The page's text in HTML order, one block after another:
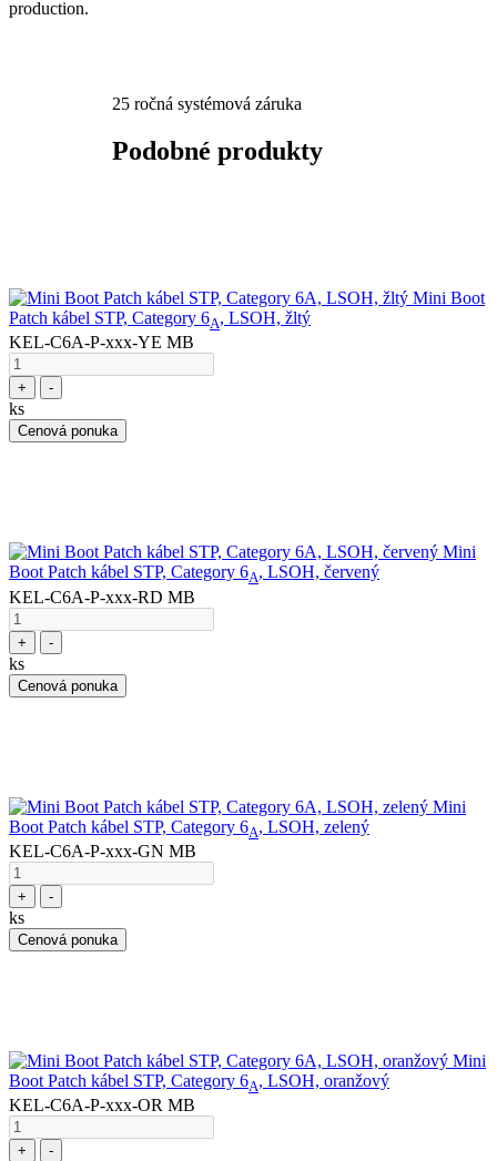
production.​
25 ročná systémová záruka
Podobné produkty
Mini Boot
Patch kábel STP, Category 6A, LSOH, žltý
KEL-C6A-P-xxx-YE MB
+ -
ks
Cenová ponuka
Mini
Boot Patch kábel STP, Category 6A, LSOH, červený
KEL-C6A-P-xxx-RD MB
+ -
ks
Cenová ponuka
Mini
Boot Patch kábel STP, Category 6A, LSOH, zelený
KEL-C6A-P-xxx-GN MB
+ -
ks
Cenová ponuka
Mini
Boot Patch kábel STP, Category 6A, LSOH, oranžový
KEL-C6A-P-xxx-OR MB
+ -